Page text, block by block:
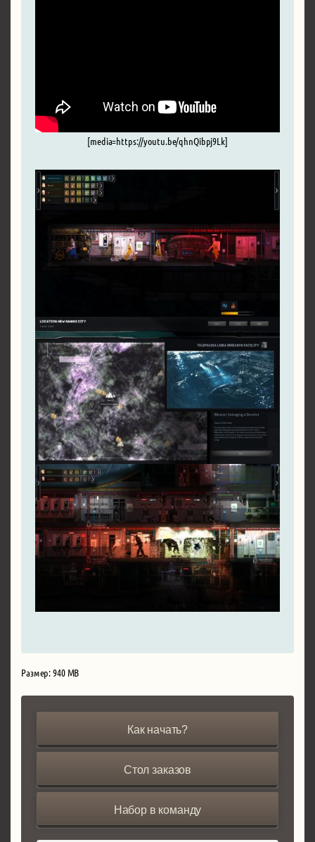
[media=https://youtu.be/qhnQibpj9Lk]
Размер: 940 MB
Как начать?
Стол заказов
Набор в команду